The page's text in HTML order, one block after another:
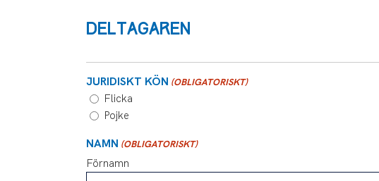
DELTAGAREN
JURIDISKT KÖN (OBLIGATORISKT)
Flicka
Pojke
NAMN (OBLIGATORISKT)
Förnamn